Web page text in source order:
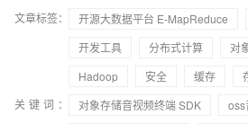
文章标签： 开源大数据平台 E-MapReduce
开发工具
分布式计算 对
Hadoop
安全 缓存
关键词：
对象存储音视频终端 SDK oss